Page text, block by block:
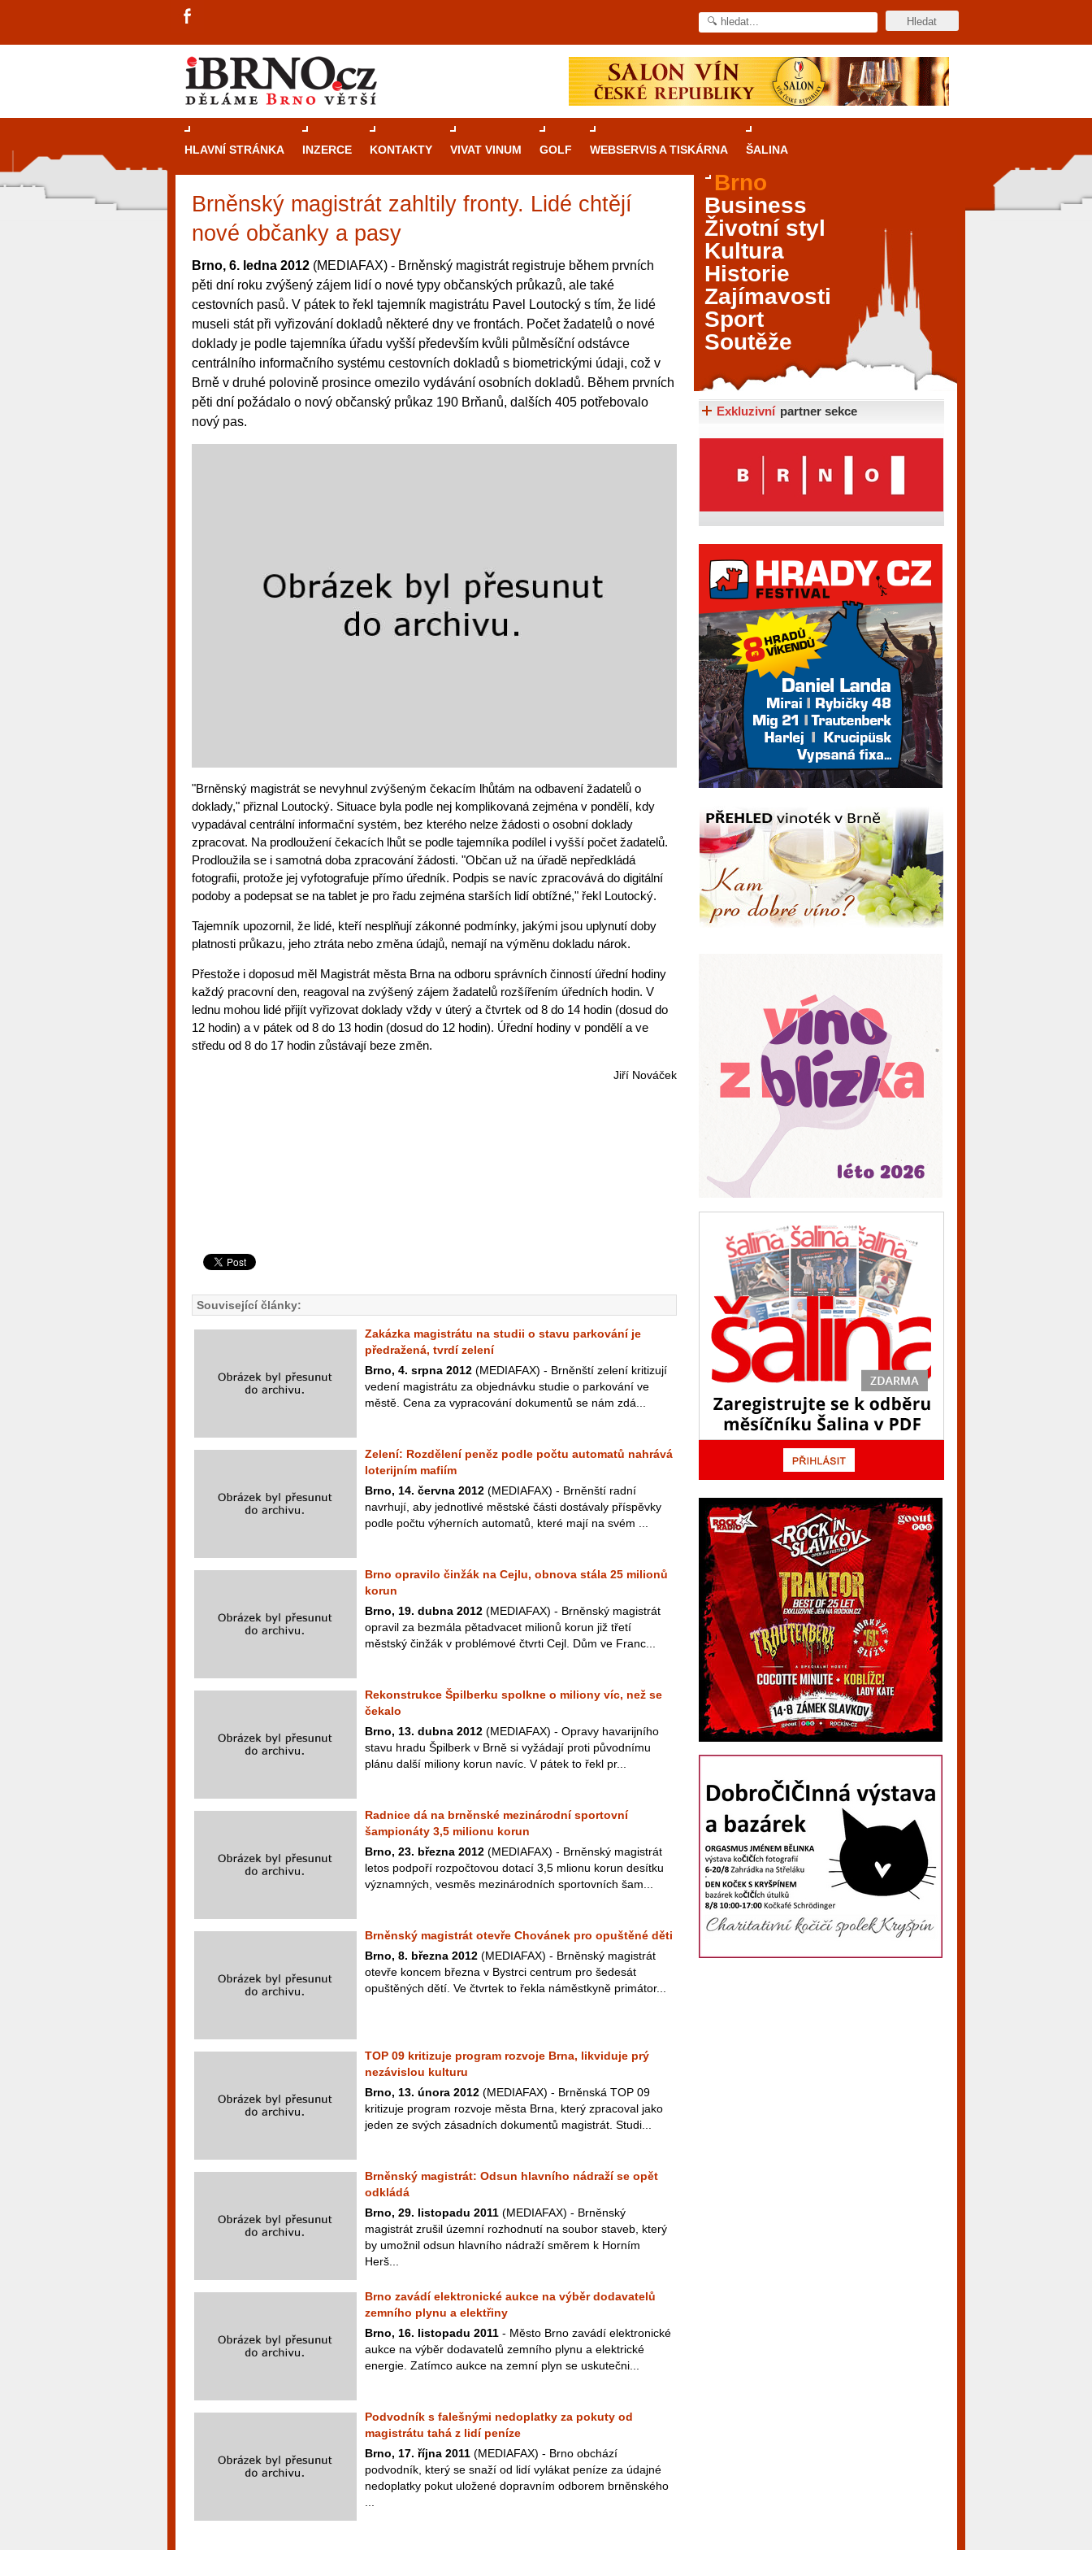
HLAVNÍ STRÁNKA INZERCE KONTAKTY VIVAT VINUM GOLF WEBSERVIS A TISKÁRNA ŠALINA
Brněnský magistrát zahltily fronty. Lidé chtějí
nové občanky a pasy
Brno, 6. ledna 2012 (MEDIAFAX) - Brněnský magistrát registruje během prvních
pěti dní roku zvýšený zájem lidí o nové typy občanských průkazů, ale také
cestovních pasů. V pátek to řekl tajemník magistrátu Pavel Loutocký s tím, že lidé
museli stát při vyřizování dokladů některé dny ve frontách. Počet žadatelů o nové
doklady je podle tajemníka úřadu vyšší především kvůli půlměsíční odstávce
centrálního informačního systému cestovních dokladů s biometrickými údaji, což v
Brně v druhé polovině prosince omezilo vydávání osobních dokladů. Během prvních
pěti dní požádalo o nový občanský průkaz 190 Brňanů, dalších 405 potřebovalo
nový pas.
"Brněnský magistrát se nevyhnul zvýšeným čekacím lhůtám na odbavení žadatelů o
doklady," přiznal Loutocký. Situace byla podle nej komplikovaná zejména v pondělí, kdy
vypadával centrální informační systém, bez kterého nelze žádosti o osobní doklady
zpracovat. Na prodloužení čekacích lhůt se podle tajemníka podílel i vyšší počet žadatelů.
Prodloužila se i samotná doba zpracování žádosti. "Občan už na úřadě nepředkládá
fotografii, protože jej vyfotografuje přímo úředník. Podpis se navíc zpracovává do digitální
podoby a podepsat se na tablet je pro řadu zejména starších lidí obtížné," řekl Loutocký.
Tajemník upozornil, že lidé, kteří nesplňují zákonné podmínky, jakými jsou uplynutí doby
platnosti průkazu, jeho ztráta nebo změna údajů, nemají na výměnu dokladu nárok.
Přestože i doposud měl Magistrát města Brna na odboru správních činností úřední hodiny
každý pracovní den, reagoval na zvýšený zájem žadatelů rozšířením úředních hodin. V
lednu mohou lidé přijít vyřizovat doklady vždy v úterý a čtvrtek od 8 do 14 hodin (dosud do
12 hodin) a v pátek od 8 do 13 hodin (dosud do 12 hodin). Úřední hodiny v pondělí a ve
středu od 8 do 17 hodin zůstávají beze změn.
Jiří Nováček
Související články:
Zakázka magistrátu na studii o stavu parkování je
předražená, tvrdí zelení
Brno, 4. srpna 2012 (MEDIAFAX) - Brněnští zelení kritizují
vedení magistrátu za objednávku studie o parkování ve
městě. Cena za vypracování dokumentů se nám zdá...
Zelení: Rozdělení peněz podle počtu automatů nahrává
loterijním mafiím
Brno, 14. června 2012 (MEDIAFAX) - Brněnští radní
navrhují, aby jednotlivé městské části dostávaly příspěvky
podle počtu výherních automatů, které mají na svém ...
Brno opravilo činžák na Cejlu, obnova stála 25 milionů
korun
Brno, 19. dubna 2012 (MEDIAFAX) - Brněnský magistrát
opravil za bezmála pětadvacet milionů korun již třetí
městský činžák v problémové čtvrti Cejl. Dům ve Franc...
Rekonstrukce Špilberku spolkne o miliony víc, než se
čekalo
Brno, 13. dubna 2012 (MEDIAFAX) - Opravy havarijního
stavu hradu Špilberk v Brně si vyžádají proti původnímu
plánu další miliony korun navíc. V pátek to řekl pr...
Radnice dá na brněnské mezinárodní sportovní
šampionáty 3,5 milionu korun
Brno, 23. března 2012 (MEDIAFAX) - Brněnský magistrát
letos podpoří rozpočtovou dotací 3,5 mlionu korun desítku
významných, vesměs mezinárodních sportovních šam...
Brněnský magistrát otevře Chovánek pro opuštěné děti
Brno, 8. března 2012 (MEDIAFAX) - Brněnský magistrát
otevře koncem března v Bystrci centrum pro šedesát
opuštěných dětí. Ve čtvrtek to řekla náměstkyně primátor...
TOP 09 kritizuje program rozvoje Brna, likviduje prý
nezávislou kulturu
Brno, 13. února 2012 (MEDIAFAX) - Brněnská TOP 09
kritizuje program rozvoje města Brna, který zpracoval jako
jeden ze svých zásadních dokumentů magistrát. Studi...
Brněnský magistrát: Odsun hlavního nádraží se opět
odkládá
Brno, 29. listopadu 2011 (MEDIAFAX) - Brněnský
magistrát zrušil územní rozhodnutí na soubor staveb, který
by umožnil odsun hlavního nádraží směrem k Horním
Herš...
Brno zavádí elektronické aukce na výběr dodavatelů
zemního plynu a elektřiny
Brno, 16. listopadu 2011 - Město Brno zavádí elektronické
aukce na výběr dodavatelů zemního plynu a elektrické
energie. Zatímco aukce na zemní plyn se uskutečni...
Podvodník s falešnými nedoplatky za pokuty od
magistrátu tahá z lidí peníze
Brno, 17. října 2011 (MEDIAFAX) - Brno obchází
podvodník, který se snaží od lidí vylákat peníze za údajné
nedoplatky pokut uložené dopravním odborem brněnského
Průvodce
kasinovými hrami v Brně: Od
rulety po video automaty
Brno je městem známým pro zajímavé památky, skvělé
restaurace, divadla a univerzity. Mimo jiné je ale také
místem, kde si můžete legálně a bezpečně vyzkoušet
různé kasinové hry. V neustále kvetoucí moravské
metropoli naleznete širokou nabídku her od klasické
rulety až po moderní automaty jak pro pravidelné
návštěvníky, tak pro příležitostné hráče. V...
Celý článek...
Brno
Business
Životní styl
Kultura
Historie
Zajímavosti
Sport
Soutěže
Exkluzivní partner sekce